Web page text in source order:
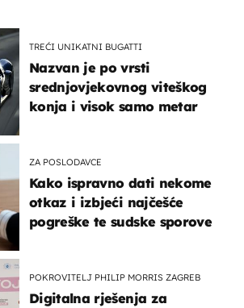
TREĆI UNIKATNI BUGATTI
Nazvan je po vrsti
srednjovjekovnog viteškog
konja i visok samo metar
ZA POSLODAVCE
Kako ispravno dati nekome
otkaz i izbjeći najčešće
pogreške te sudske sporove
POKROVITELJ PHILIP MORRIS ZAGREB
Digitalna rješenja za